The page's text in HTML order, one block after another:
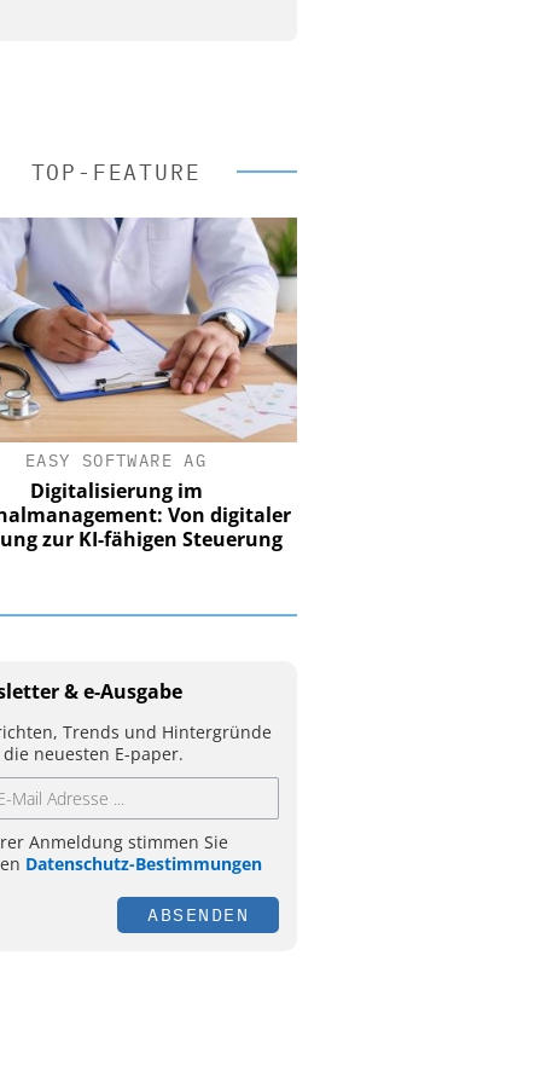
TOP-FEATURE
EASY SOFTWARE AG
Digitalisierung im
Von digitaler
zur KI-fähigen Steuerung
& e-Ausgabe
Trends und Hintergründe
neuesten E-paper.
Anmeldung stimmen Sie
Datenschutz-Bestimmungen
ABSENDEN